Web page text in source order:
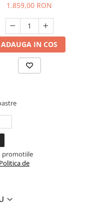
presiune max.10 bari
1.859,00 RON
ADAUGA IN COS
promotiile
Politica de